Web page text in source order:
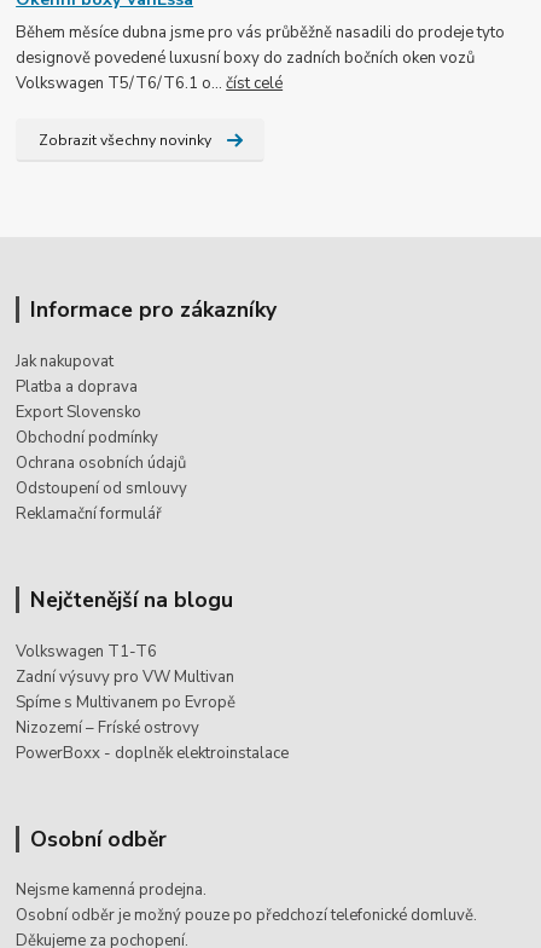
Během měsíce dubna jsme pro vás průběžně nasadili do prodeje tyto
designově povedené luxusní boxy do zadních bočních oken vozů
Volkswagen T5/T6/T6.1 o...číst celé
Zobrazit všechny novinky
Informace pro zákazníky
Jak nakupovat
Platba a doprava
Export Slovensko
Obchodní podmínky
Ochrana osobních údajů
Odstoupení od smlouvy
Reklamační formulář
Nejčtenější na blogu
Volkswagen T1-T6
Zadní výsuvy pro VW Multivan
Spíme s Multivanem po Evropě
Nizozemí – Fríské ostrovy
PowerBoxx - doplněk elektroinstalace
Osobní odběr
Nejsme kamenná prodejna.
Osobní odběr je možný pouze po předchozí telefonické domluvě.
Děkujeme za pochopení.